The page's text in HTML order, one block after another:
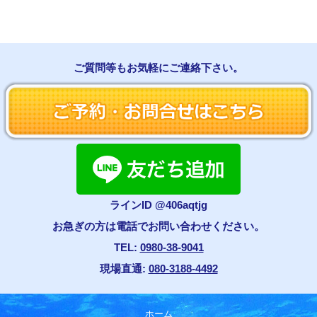
ご質問等もお気軽にご連絡下さい。
ラインID @406aqtjg
お急ぎの方は電話でお問い合わせください。
TEL: 0980-38-9041
現場直通: 080-3188-4492
ホーム